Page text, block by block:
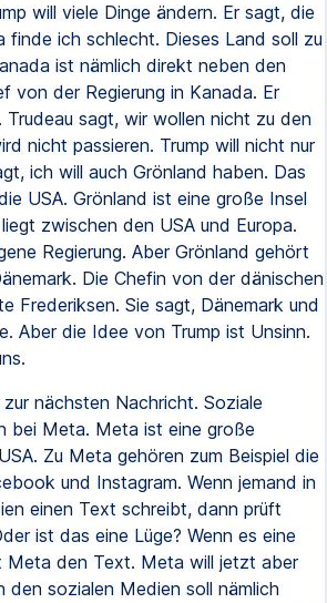
will viele Dinge ändern. Er sagt, die
finde ich schlecht. Dieses Land soll zu
ist nämlich direkt neben den
von der Regierung in Kanada. Er
Trudeau sagt, wir wollen nicht zu den
nicht passieren. Trump will nicht nur
ich will auch Grönland haben. Das
USA. Grönland ist eine große Insel
zwischen den USA und Europa.
Regierung. Aber Grönland gehört
Die Chefin von der dänischen
Frederiksen. Sie sagt, Dänemark und
Aber die Idee von Trump ist Unsinn.
zur nächsten Nachricht. Soziale
bei Meta. Meta ist eine große
Zu Meta gehören zum Beispiel die
und Instagram. Wenn jemand in
einen Text schreibt, dann prüft
ist das eine Lüge? Wenn es eine
Meta den Text. Meta will jetzt aber
den sozialen Medien soll nämlich